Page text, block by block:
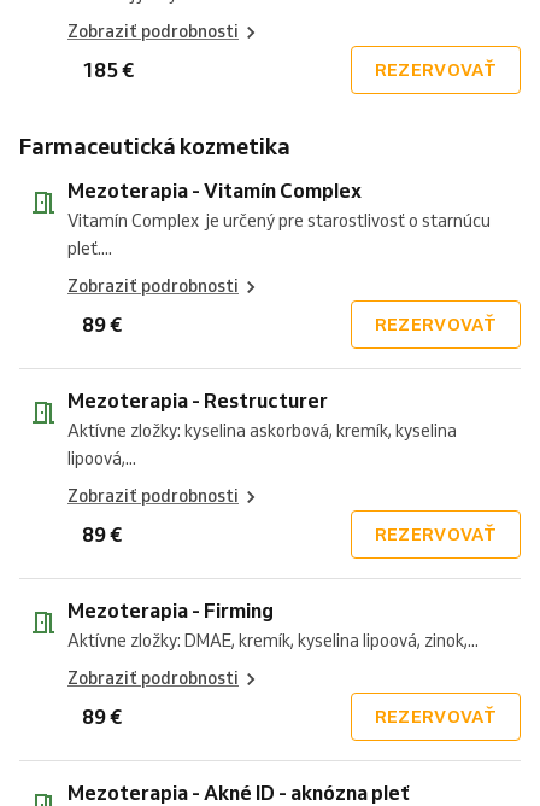
Zobraziť podrobnosti
185 € REZERVOVAŤ
Farmaceutická kozmetika
Mezoterapia - Vitamín Complex
Vitamín Complex je určený pre starostlivosť o starnúcu
pleť....
Zobraziť podrobnosti
89 € REZERVOVAŤ
Mezoterapia - Restructurer
Aktívne zložky: kyselina askorbová, kremík, kyselina
lipoová,...
Zobraziť podrobnosti
89 € REZERVOVAŤ
Mezoterapia - Firming
Aktívne zložky: DMAE, kremík, kyselina lipoová, zinok,...
Zobraziť podrobnosti
89 € REZERVOVAŤ
Mezoterapia - Akné ID - aknózna pleť